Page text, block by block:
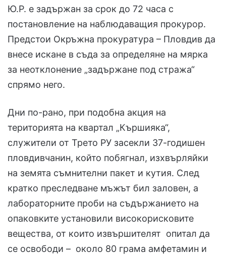
Ю.Р. е задържан за срок до 72 часа с
постановление на наблюдаващия прокурор.
Предстои Окръжна прокуратура – Пловдив да
внесе искане в съда за определяне на мярка
за неотклонение „задържане под стража“
спрямо него.
Дни по-рано, при подобна акция на
територията на квартал „Кършияка“,
служители от Трето РУ засекли 37-годишен
пловдивчанин, който побягнал, изхвърляйки
на земята съмнителни пакет и кутия. След
кратко преследване мъжът бил заловен, а
лабораторните проби на съдържанието на
опаковките установили високорисковите
вещества, от които извършителят опитал да
се освободи – около 80 грама амфетамин и